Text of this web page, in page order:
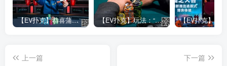
【EV扑克】恭喜蒲蔚然赛事#65夺冠，收获国人2023WSOP第六条金手链，奖金93万刀！ 【EV扑克】玩法：“松弱鱼/松凶鱼打法”的基本攻略
上一篇
下一篇